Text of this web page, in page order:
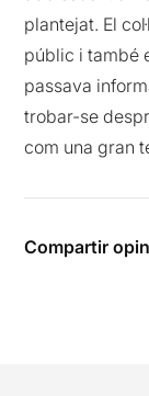
plantejat. El
públic i també
passava
trobar-se
com una gran
Compartir